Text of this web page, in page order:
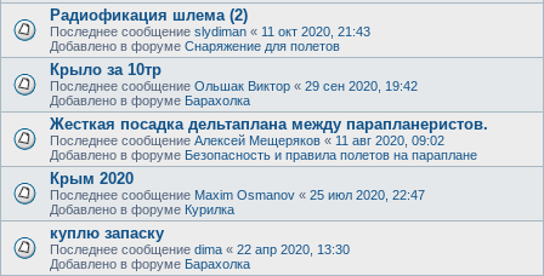
Радиофикация шлема (2)
Последнее сообщение slydiman « 11 окт 2020, 21:43
Добавлено в форуме Снаряжение для полетов
Крыло за 10тр
Последнее сообщение Ольшак Виктор « 29 сен 2020, 19:42
Добавлено в форуме Барахолка
Жесткая посадка дельтаплана между парапланеристов.
Последнее сообщение Алексей Мещеряков « 11 авг 2020, 09:02
Добавлено в форуме Безопасность и правила полетов на параплане
Крым 2020
Последнее сообщение Maxim Osmanov « 25 июл 2020, 22:47
Добавлено в форуме Курилка
куплю запаску
Последнее сообщение dima « 22 апр 2020, 13:30
Добавлено в форуме Барахолка